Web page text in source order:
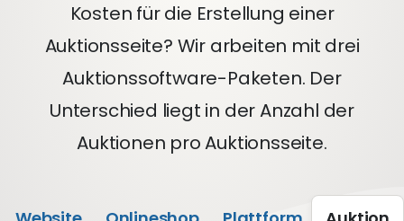
Kosten für die Erstellung einer
Auktionsseite? Wir arbeiten mit drei
Auktionssoftware-Paketen. Der
Unterschied liegt in der Anzahl der
Auktionen pro Auktionsseite.